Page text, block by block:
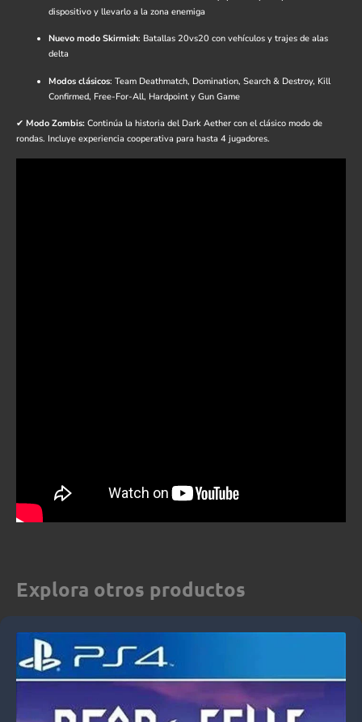
dispositivo y llevarlo a la zona enemiga
Nuevo modo Skirmish: Batallas 20vs20 con vehículos y trajes de alas
delta
Modos clásicos: Team Deathmatch, Domination, Search & Destroy, Kill
Confirmed, Free-For-All, Hardpoint y Gun Game
✔ Modo Zombis: Continúa la historia del Dark Aether con el clásico modo de
rondas. Incluye experiencia cooperativa para hasta 4 jugadores.
Explora otros productos